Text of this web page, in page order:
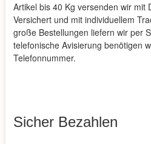
Artikel bis 40 Kg versenden wir mit
Versichert und mit individuellem
große Bestellungen liefern wir per
telefonische Avisierung benötigen
Telefonnummer.
Sicher Bezahlen